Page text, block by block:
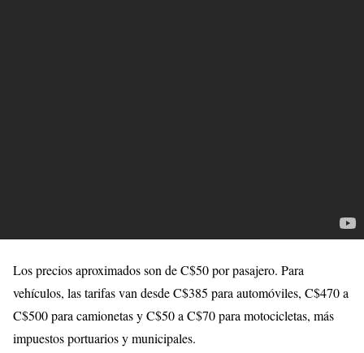
Los precios aproximados son de C$50 por pasajero. Para
vehículos, las tarifas van desde C$385 para automóviles, C$470 a
C$500 para camionetas y C$50 a C$70 para motocicletas, más
impuestos portuarios y municipales.